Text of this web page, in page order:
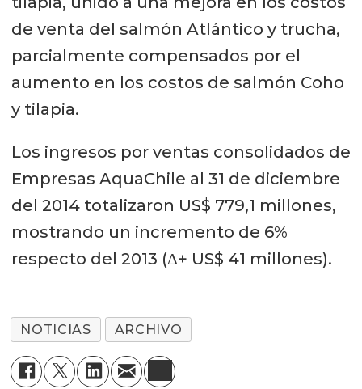
de venta del salmón Atlántico y trucha,
parcialmente compensados por el
aumento en los costos de salmón Coho
y tilapia.
Los ingresos por ventas consolidados de
Empresas AquaChile al 31 de diciembre
del 2014 totalizaron US$ 779,1 millones,
mostrando un incremento de 6%
respecto del 2013 (Δ+ US$ 41 millones).
NOTICIAS ARCHIVO